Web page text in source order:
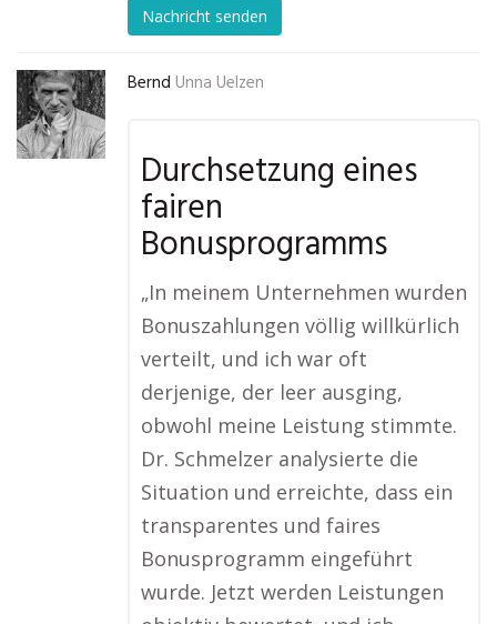
Nachricht senden
Bernd Unna Uelzen
Durchsetzung eines
fairen
Bonusprogramms
„In meinem Unternehmen wurden
Bonuszahlungen völlig willkürlich
verteilt, und ich war oft
derjenige, der leer ausging,
obwohl meine Leistung stimmte.
Dr. Schmelzer analysierte die
Situation und erreichte, dass ein
transparentes und faires
Bonusprogramm eingeführt
wurde. Jetzt werden Leistungen